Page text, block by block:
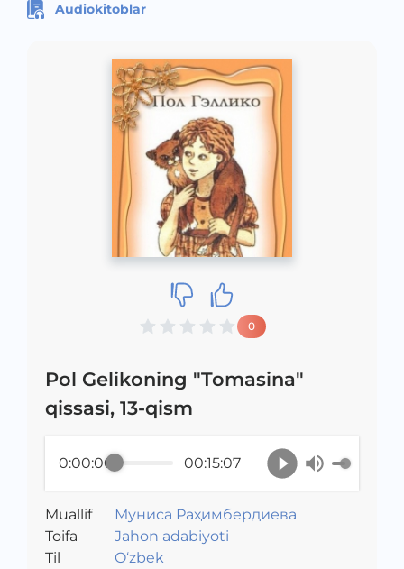
Audiokitoblar
0
Pol Gelikoning "Tomasina"
qissasi, 13-qism
0:00:00 00:15:07
Muallif
Муниса Раҳимбердиева
Toifa
Jahon adabiyoti
Til
O‘zbek